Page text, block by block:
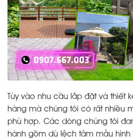
Tùy vào nhu cầu lắp đặt và thiết
hàng mà chúng tôi có rất nhiều
phù hợp. Các dòng chúng tôi
hành gồm dù lệch tâm mẫu